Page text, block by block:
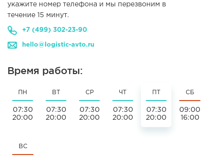
укажите номер телефона и мы перезвоним в
течение 15 минут.
+7 (499) 302-23-90
hello@logistic-avto.ru
Время работы:
ПН
07:30
20:00
ВТ
07:30
20:00
СР
07:30
20:00
ЧТ
07:30
20:00
07:30
20:00
СБ
09:00
16:00
ВС